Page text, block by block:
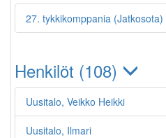
27. tykkikomppania (Jatkosota)
Henkilöt (108)
Uusitalo, Veikko Heikki
Uusitalo, Ilmari